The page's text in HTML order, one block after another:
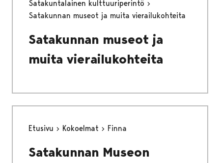
Satakuntalainen kulttuuriperintö
Satakunnan museot ja muita vierailukohteita
Satakunnan museot ja
muita vierailukohteita
Etusivu Kokoelmat Finna
Satakunnan Museon